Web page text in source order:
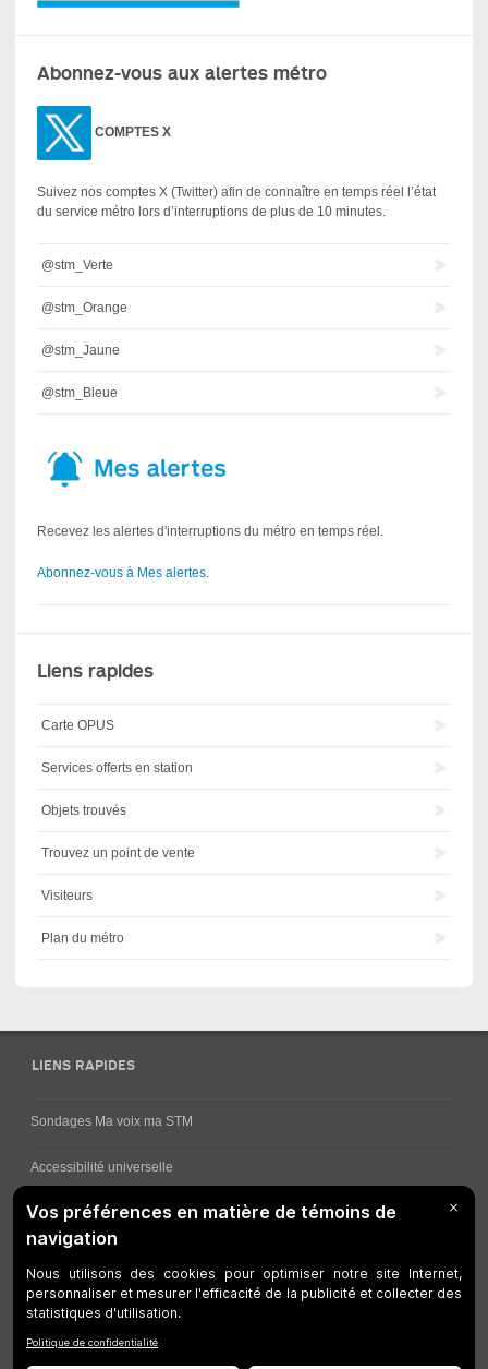
Abonnez-vous aux alertes métro
COMPTES X
Suivez nos comptes X (Twitter) afin de connaître en temps réel l’état
du service métro lors d’interruptions de plus de 10 minutes.
@stm_Verte
@stm_Orange
@stm_Jaune
@stm_Bleue
Recevez les alertes d'interruptions du métro en temps réel.
Abonnez-vous à Mes alertes.
Liens rapides
Carte OPUS
Services offerts en station
Objets trouvés
Trouvez un point de vente
Visiteurs
Plan du métro
LIENS RAPIDES
Sondages Ma voix ma STM
Accessibilité universelle
Comment obtenir vos horaires de bus
Travaux en cours